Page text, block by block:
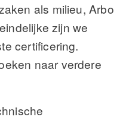
als milieu, Arbo
zijn we
certificering.
naar verdere